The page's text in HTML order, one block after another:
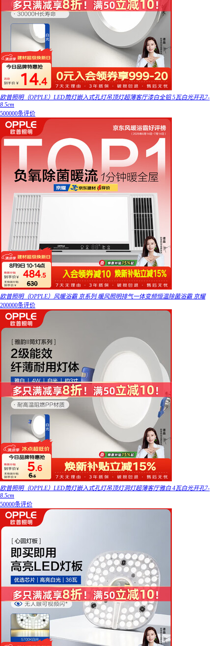
欧普照明（OPPLE）LED筒灯嵌入式孔灯吊顶灯超薄客厅漆白全铝 5瓦白光开孔7-
8.5cm
500000条评价
欧普照明（OPPLE）风暖浴霸 京系列 暖风照明排气一体变频恒温除菌浴霸 京耀
200000条评价
欧普照明（OPPLE）LED筒灯嵌入式孔灯吊顶灯洞灯超薄客厅雅白 4瓦白光开孔7-
8.5cm
50000条评价